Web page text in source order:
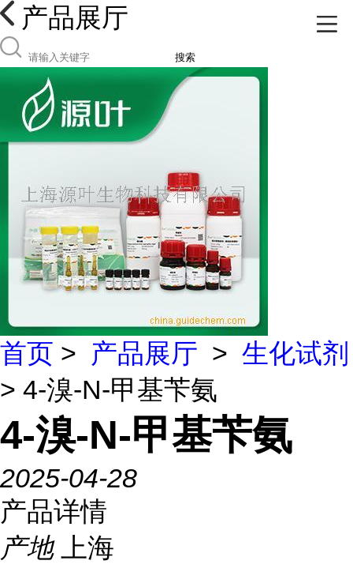
产品展厅
搜索
首页 > 产品展厅 > 生化试剂
> 4-溴-N-甲基苄氨
4-溴-N-甲基苄氨
2025-04-28
产品详情
产地
上海